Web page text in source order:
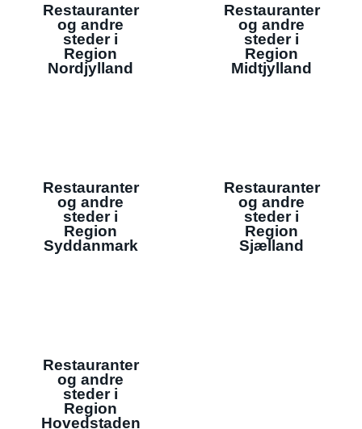
Restauranter
og andre
steder i
Region
Nordjylland
Restauranter
og andre
steder i
Region
Midtjylland
Restauranter
og andre
steder i
Region
Syddanmark
Restauranter
og andre
steder i
Region
Sjælland
Restauranter
og andre
steder i
Region
Hovedstaden